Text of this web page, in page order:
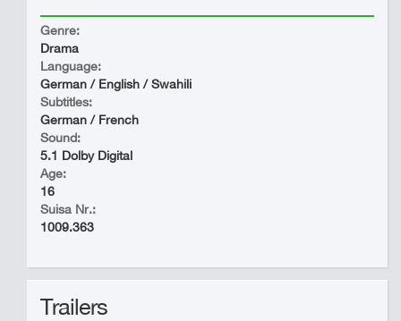
Genre:
Drama
Language:
German / English / Swahili
Subtitles:
German / French
Sound:
5.1 Dolby Digital
Age:
16
Suisa Nr.:
1009.363
Trailers